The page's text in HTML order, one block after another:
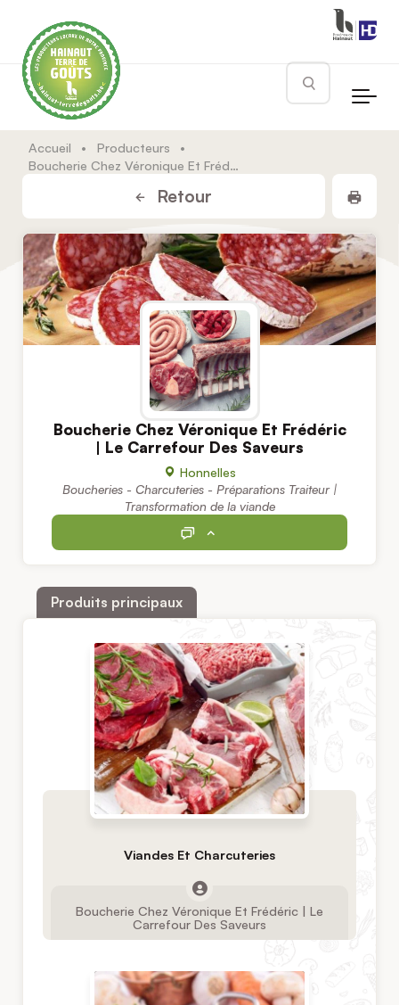
Rechercher
Accueil • Producteurs
•
Boucherie Chez Véronique Et Frédéric | Le Carrefour Des Saveurs
Retour
Boucherie Chez Véronique Et Frédéric
| Le Carrefour Des Saveurs
Honnelles
Boucheries - Charcuteries - Préparations Traiteur |
Transformation de la viande
Produits principaux
Viandes Et Charcuteries
Boucherie Chez Véronique Et Frédéric | Le
Carrefour Des Saveurs